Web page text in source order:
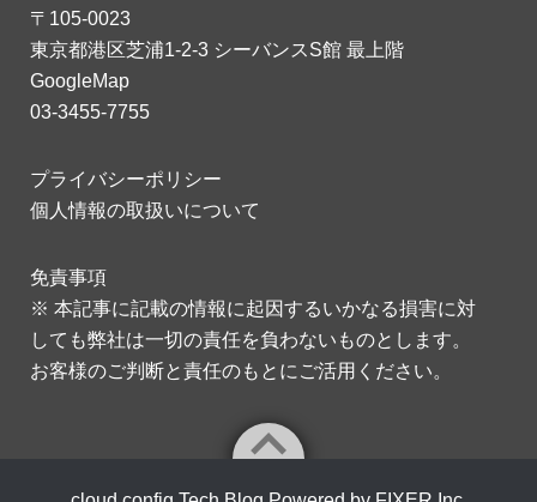
〒105-0023
東京都港区芝浦1-2-3 シーバンスS館 最上階
GoogleMap
03-3455-7755
プライバシーポリシー
個人情報の取扱いについて
免責事項
※ 本記事に記載の情報に起因するいかなる損害に対
しても弊社は一切の責任を負わないものとします。
お客様のご判断と責任のもとにご活用ください。